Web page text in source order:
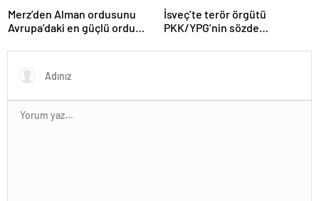
Merz’den Alman ordusunu
Avrupa’daki en güçlü ordu
İsveç’te terör örgütü
PKK/YPG’nin sözde